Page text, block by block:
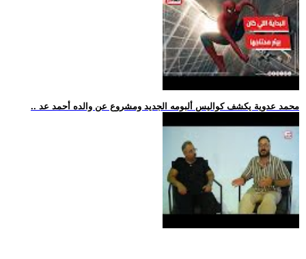
.. محمد عدوية يكشف كواليس ألبومه الجديد ومشروع عن والده أحمد عد